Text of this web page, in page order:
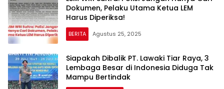
Dokumen, Pelaku Utama Ketua LEM
Harus Diperiksa!
BERITA Agustus 25, 2025
Siapakah Dibalik PT. Lawaki Tiar Raya, 3
Lembaga Besar di Indonesia Diduga Tak
Mampu Bertindak